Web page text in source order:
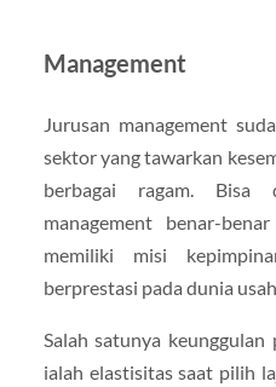
Management
Jurusan management
sektor yang tawarkan
berbagai ragam. Bisa
management benar-
memiliki misi
berprestasi pada dunia
Salah satunya
ialah elastisitas saat pilih